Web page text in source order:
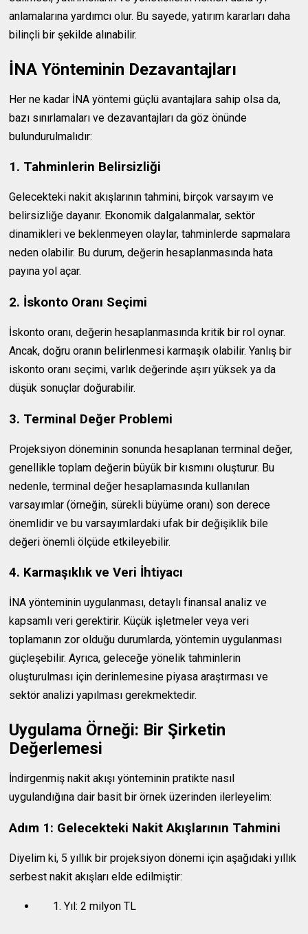
anlamalarına yardımcı olur. Bu sayede, yatırım kararları daha
bilinçli bir şekilde alınabilir.
İNA Yönteminin Dezavantajları
Her ne kadar İNA yöntemi güçlü avantajlara sahip olsa da,
bazı sınırlamaları ve dezavantajları da göz önünde
bulundurulmalıdır:
1. Tahminlerin Belirsizliği
Gelecekteki nakit akışlarının tahmini, birçok varsayım ve
belirsizliğe dayanır. Ekonomik dalgalanmalar, sektör
dinamikleri ve beklenmeyen olaylar, tahminlerde sapmalara
neden olabilir. Bu durum, değerin hesaplanmasında hata
payına yol açar.
2. İskonto Oranı Seçimi
İskonto oranı, değerin hesaplanmasında kritik bir rol oynar.
Ancak, doğru oranın belirlenmesi karmaşık olabilir. Yanlış bir
iskonto oranı seçimi, varlık değerinde aşırı yüksek ya da
düşük sonuçlar doğurabilir.
3. Terminal Değer Problemi
Projeksiyon döneminin sonunda hesaplanan terminal değer,
genellikle toplam değerin büyük bir kısmını oluşturur. Bu
nedenle, terminal değer hesaplamasında kullanılan
varsayımlar (örneğin, sürekli büyüme oranı) son derece
önemlidir ve bu varsayımlardaki ufak bir değişiklik bile
değeri önemli ölçüde etkileyebilir.
4. Karmaşıklık ve Veri İhtiyacı
İNA yönteminin uygulanması, detaylı finansal analiz ve
kapsamlı veri gerektirir. Küçük işletmeler veya veri
toplamanın zor olduğu durumlarda, yöntemin uygulanması
güçleşebilir. Ayrıca, geleceğe yönelik tahminlerin
oluşturulması için derinlemesine piyasa araştırması ve
sektör analizi yapılması gerekmektedir.
Uygulama Örneği: Bir Şirketin
Değerlemesi
İndirgenmiş nakit akışı yönteminin pratikte nasıl
uygulandığına dair basit bir örnek üzerinden ilerleyelim:
Adım 1: Gelecekteki Nakit Akışlarının Tahmini
Diyelim ki, 5 yıllık bir projeksiyon dönemi için aşağıdaki yıllık
serbest nakit akışları elde edilmiştir:
Yıl: 2 milyon TL